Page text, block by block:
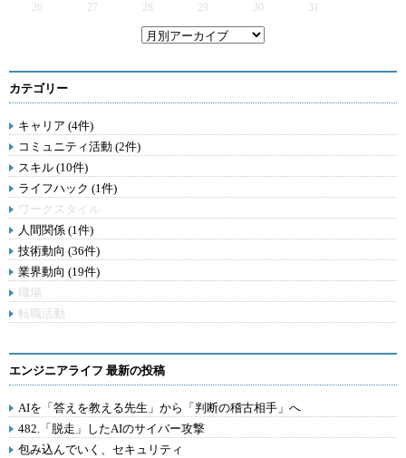
26
27 28 29 30 31
カテゴリー
キャリア (4件)
コミュニティ活動 (2件)
スキル (10件)
ライフハック (1件)
ワークスタイル
人間関係 (1件)
技術動向 (36件)
業界動向 (19件)
職場
転職活動
エンジニアライフ 最新の投稿
AIを「答えを教える先生」から「判断の稽古相手」へ
482.「脱走」したAIのサイバー攻撃
包み込んでいく、セキュリティ